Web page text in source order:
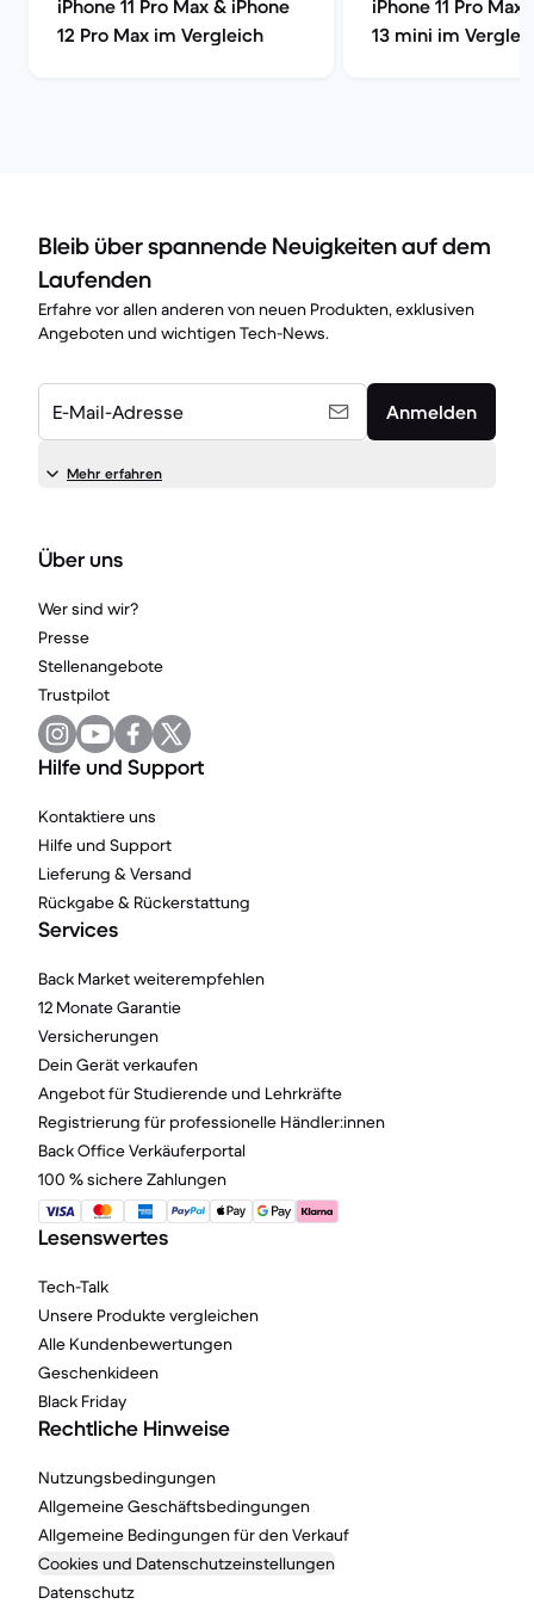
iPhone 11 Pro Max & iPhone
12 Pro Max im Vergleich
iPhone 11 Pro Max
13 mini im
Bleib über spannende Neuigkeiten auf dem
Laufenden
Erfahre vor allen anderen von neuen Produkten, exklusiven
Angeboten und wichtigen Tech-News.
E-Mail-Adresse Anmelden
Mehr erfahren
Über uns
Wer sind wir?
Presse
Stellenangebote
Trustpilot
Hilfe und Support
Kontaktiere uns
Hilfe und Support
Lieferung & Versand
Rückgabe & Rückerstattung
Services
Back Market weiterempfehlen
12 Monate Garantie
Versicherungen
Dein Gerät verkaufen
Angebot für Studierende und Lehrkräfte
Registrierung für professionelle Händler:innen
Back Office Verkäuferportal
100 % sichere Zahlungen
Lesenswertes
Tech-Talk
Unsere Produkte vergleichen
Alle Kundenbewertungen
Geschenkideen
Black Friday
Rechtliche Hinweise
Nutzungsbedingungen
Allgemeine Geschäftsbedingungen
Allgemeine Bedingungen für den Verkauf
Cookies und Datenschutzeinstellungen
Datenschutz